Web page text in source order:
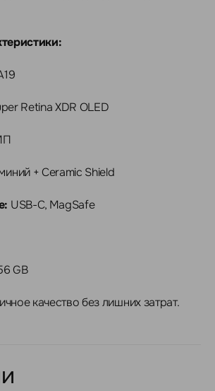
Retina XDR OLED
+ Ceramic Shield
USB-C, MagSafe
GB
качество без лишних затрат.